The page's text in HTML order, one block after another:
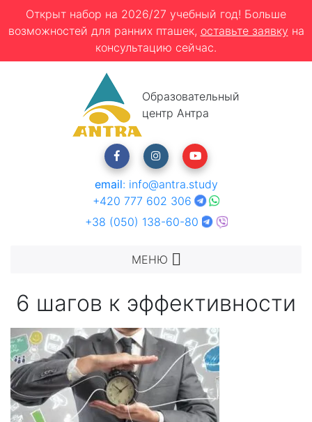
Открыт набор на 2026/27 учебный год! Больше
возможностей для ранних пташек, оставьте заявку на
консультацию сейчас.
Образовательный
центр Антра
email: info@antra.study
+420 777 602 306
+38 (050) 138-60-80
МЕНЮ
6 шагов к эффективности